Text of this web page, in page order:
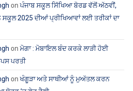
onਪੰਜਾਬ ਸਕੂਲ ਸਿੱਖਿਆ ਬੋਰਡ ਵੱਲੋਂ ਅੱਠਵੀਂ,
ਸਕੂਲ 2025 ਦੀਆਂ ਪ੍ਰੀਖਿਆਵਾਂ ਲਈ ਤਰੀਕਾਂ ਦਾ
on ਮੋਗਾ : ਮੋਬਾਇਲ ਬੰਦ ਕਰਕੇ ਲਾੜੀ ਹੋਈ
ਪਰਤੀ
onਖੰਗੂੜਾ ਅਤੇ ਸਾਥੀਆਂ ਨੂੰ ਮੁਅੱਤਲ ਕਰਨ